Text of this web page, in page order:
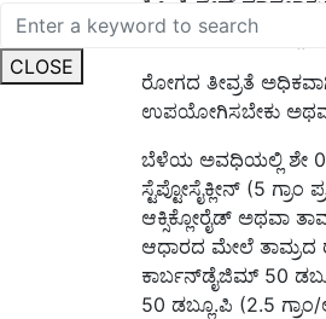
CLOSE
ಇಂದ ಚೌಬತ್ತಿಯ ಪೇಸ್ಟ್
ರೋಗದ ತೀವ್ರತೆ
ಉಪಯೋಗಿಸಬೇಕು ಅಥವಾ
ಬೆಳೆಯ ಅವಧಿಯಲ್ಲಿ ಶೇ
ಸ್ಟೆಪ್ಟೋಸೈಕ್ಲೀನ್ (5
ಆಕ್ಸಿಕ್ಲೋರೈಡ್ ಅಥವಾ
ಆಧಾರದ ಮೇಲೆ ತಾಮ್ರದ
ಕಾರ್ಬನ್‌ಡೈಜಿಮ್ 50
50 ಡಬ್ಲೂ.ಪಿ (2.5